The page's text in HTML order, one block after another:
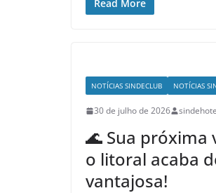
Read More
NOTÍCIAS SINDECLUB NOTÍCIAS
30 de julho de 2026
🌊 Sua próxima
o litoral acaba
vantajosa!